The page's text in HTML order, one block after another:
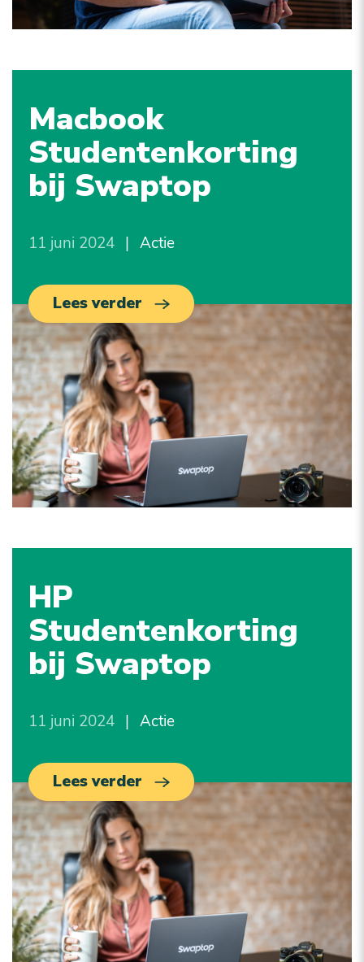
Macbook
Studentenkorting
bij Swaptop
11 juni 2024 | Actie
Lees verder
HP
Studentenkorting
bij Swaptop
11 juni 2024 | Actie
Lees verder